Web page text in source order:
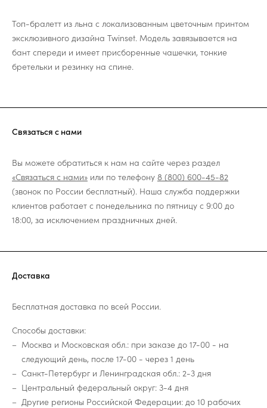
Топ-бралетт из льна с локализованным цветочным принтом
эксклюзивного дизайна Twinset. Модель завязывается на
бант спереди и имеет присборенные чашечки, тонкие
бретельки и резинку на спине.
Связаться с нами
Вы можете обратиться к нам на сайте через раздел
«Связаться с нами» или по телефону 8 (800) 600-45-82
(звонок по России бесплатный). Наша служба поддержки
клиентов работает с понедельника по пятницу с 9:00 до
18:00, за исключением праздничных дней.
Доставка
Бесплатная доставка по всей России.
Способы доставки:
Москва и Московская обл.: при заказе до 17-00 - на
следующий день, после 17-00 - через 1 день
Санкт-Петербург и Ленинградская обл.: 2-3 дня
Центральный федеральный округ: 3-4 дня
Другие регионы Российской Федерации: до 10 рабочих